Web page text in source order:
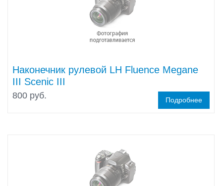
Наконечник рулевой LH Fluence Megane
III Scenic III
800 руб. Подробнее